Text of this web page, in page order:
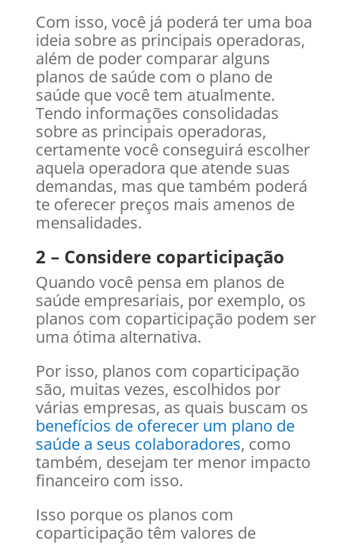
Com isso, você já poderá ter uma boa
ideia sobre as principais operadoras,
além de poder comparar alguns
planos de saúde com o plano de
saúde que você tem atualmente.
Tendo informações consolidadas
sobre as principais operadoras,
certamente você conseguirá escolher
aquela operadora que atende suas
demandas, mas que também poderá
te oferecer preços mais amenos de
mensalidades.
2 – Considere coparticipação
Quando você pensa em planos de
saúde empresariais, por exemplo, os
planos com coparticipação podem ser
uma ótima alternativa.
Por isso, planos com coparticipação
são, muitas vezes, escolhidos por
várias empresas, as quais buscam os
benefícios de oferecer um plano de
saúde a seus colaboradores, como
também, desejam ter menor impacto
financeiro com isso.
Isso porque os planos com
coparticipação têm valores de